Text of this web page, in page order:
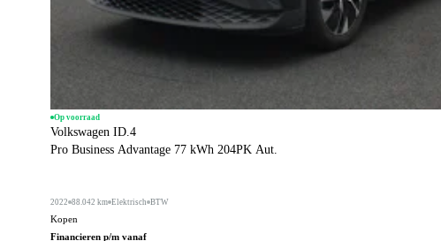
Op voorraad
Volkswagen ID.4
Pro Business Advantage 77 kWh 204PK Aut.
2022 88.042 km Elektrisch BTW
Kopen
Financieren p/m vanaf